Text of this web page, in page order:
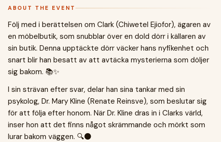
ABOUT THE EVENT
Följ med i berättelsen om Clark (Chiwetel Ejiofor), ägaren av
en möbelbutik, som snubblar över en dold dörr i källaren av
sin butik. Denna upptäckte dörr väcker hans nyfikenhet och
snart blir han besatt av att avtäcka mysterierna som döljer
sig bakom. 📚✨
I sin strävan efter svar, delar han sina tankar med sin
psykolog, Dr. Mary Kline (Renate Reinsve), som beslutar sig
för att följa efter honom. När Dr. Kline dras in i Clarks värld,
inser hon att det finns något skrämmande och mörkt som
lurar bakom väggen. 🔍🌑